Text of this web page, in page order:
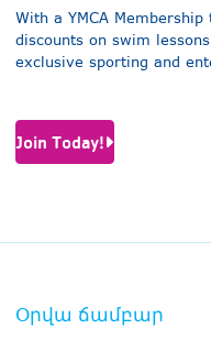
With a YMCA
discounts on swim
exclusive sporting and
Join Today!
Օրվա ճամբար